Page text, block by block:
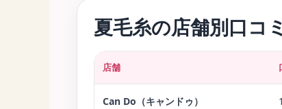
夏毛糸の店舗別口コ
店舗
Can Do（キャンドゥ）